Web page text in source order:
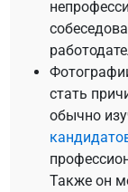
стать
обычно
Также он